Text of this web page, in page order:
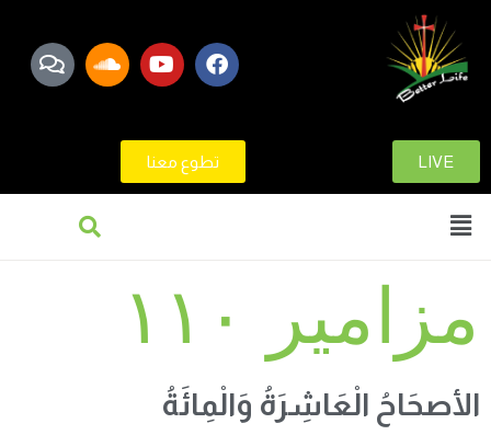
LIVE تطوع معنا
مزامير ١١٠
الأصحَاحُ الْعَاشِرَةُ وَالْمِائَةُ